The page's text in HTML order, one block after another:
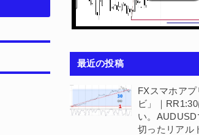
最近の投稿
FXスマホア
ビ」｜
い。
切ったリアル